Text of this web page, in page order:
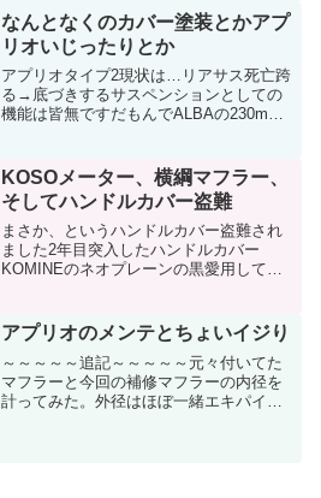
な結果になりそうそしてプ...
なんとなくのカバー塗装とかアプ
リオいじったりとか
アプリオタイプ2現状は…リアサス死亡跨
る→底づきするサスペンションとしての
機能は皆無ですだもんでALBAの230mm
ルトがひび割れ見つけたから交換新品：
16.6mm...
KOSOメーター、横綱マフラー、
そしてハンドルカバー盗難
まさか、というハンドルカバー盗難され
ました2年目突入したハンドルカバー
KOMINEのネオプレーンの黒愛用してた
せてグレーになってます左の手首入れる
ところがほつれてますと...
アプリオのメンテとちょいイジり
～～～～～追記～～～～～元々付いてた
マフラーと今回の補修マフラーの内径を
計ってみた。外径はほぼ一緒エキパイ側